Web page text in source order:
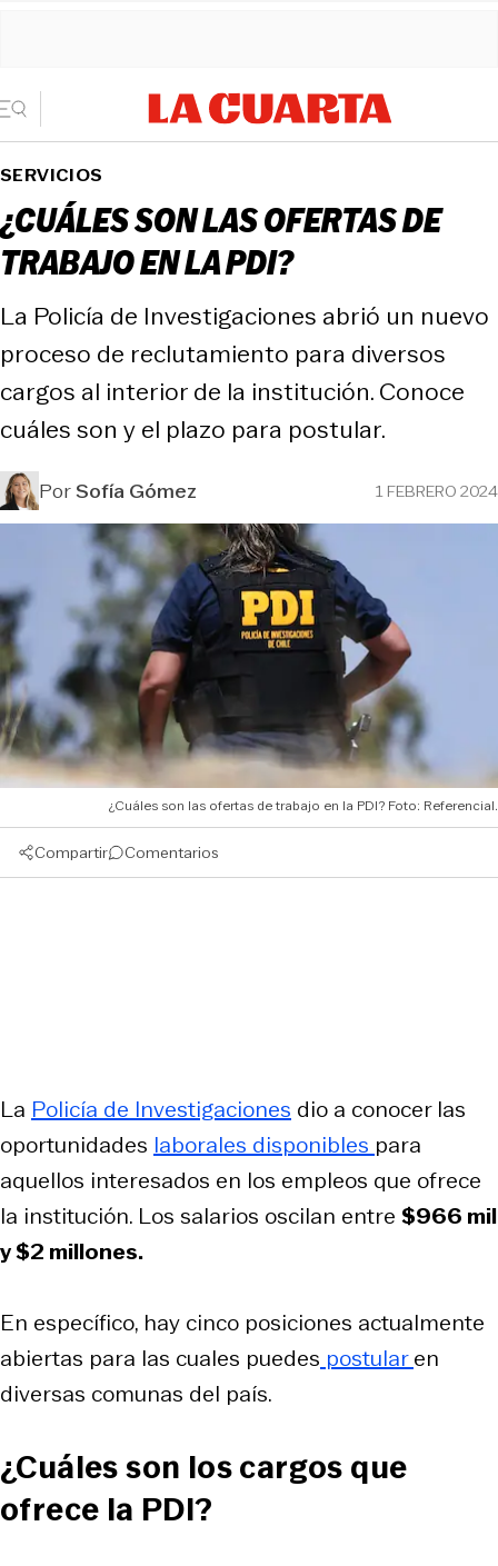
SERVICIOS
¿CUÁLES SON LAS OFERTAS DE
TRABAJO EN LA PDI?
La Policía de Investigaciones abrió un nuevo
proceso de reclutamiento para diversos
cargos al interior de la institución. Conoce
cuáles son y el plazo para postular.
PorSofía Gómez 1 FEBRERO 2024
¿Cuáles son las ofertas de trabajo en la PDI? Foto: Referencial.
Compartir Comentarios
La Policía de Investigaciones dio a conocer las
oportunidades laborales disponibles para
aquellos interesados en los empleos que ofrece
la institución. Los salarios oscilan entre $966 mil
y $2 millones.
En específico, hay cinco posiciones actualmente
abiertas para las cuales puedes postularen
diversas comunas del país.
¿Cuáles son los cargos que
ofrece la PDI?